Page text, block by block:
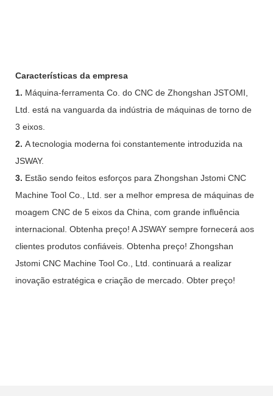
Características da empresa
1. Máquina-ferramenta Co. do CNC de Zhongshan JSTOMI,
Ltd. está na vanguarda da indústria de máquinas de torno de
3 eixos.
2. A tecnologia moderna foi constantemente introduzida na
JSWAY.
3. Estão sendo feitos esforços para Zhongshan Jstomi CNC
Machine Tool Co., Ltd. ser a melhor empresa de máquinas de
moagem CNC de 5 eixos da China, com grande influência
internacional. Obtenha preço! A JSWAY sempre fornecerá aos
clientes produtos confiáveis. Obtenha preço! Zhongshan
Jstomi CNC Machine Tool Co., Ltd. continuará a realizar
inovação estratégica e criação de mercado. Obter preço!